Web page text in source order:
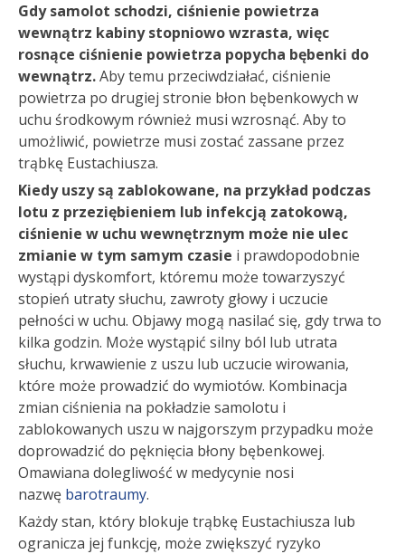
Gdy samolot schodzi, ciśnienie powietrza
wewnątrz kabiny stopniowo wzrasta, więc
rosnące ciśnienie powietrza popycha bębenki do
wewnątrz.Aby temu przeciwdziałać, ciśnienie
powietrza po drugiej stronie błon bębenkowych w
uchu środkowym również musi wzrosnąć. Aby to
umożliwić, powietrze musi zostać zassane przez
trąbkę Eustachiusza.
Kiedy uszy są zablokowane, na przykład podczas
lotu z przeziębieniem lub infekcją zatokową,
ciśnienie w uchu wewnętrznym może nie ulec
zmianie w tym samym czasie i prawdopodobnie
wystąpi dyskomfort, któremu może towarzyszyć
stopień utraty słuchu, zawroty głowy i uczucie
pełności w uchu. Objawy mogą nasilać się, gdy trwa to
kilka godzin. Może wystąpić silny ból lub utrata
słuchu, krwawienie z uszu lub uczucie wirowania,
które może prowadzić do wymiotów. Kombinacja
zmian ciśnienia na pokładzie samolotu i
zablokowanych uszu w najgorszym przypadku może
doprowadzić do pęknięcia błony bębenkowej.
Omawiana dolegliwość w medycynie nosi
nazwę barotraumy.
Każdy stan, który blokuje trąbkę Eustachiusza lub
ogranicza jej funkcję, może zwiększyć ryzyko